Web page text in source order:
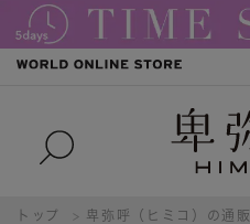
トップ 卑弥呼（ヒミコ）の通販